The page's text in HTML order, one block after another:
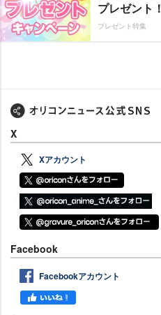
プレゼント！
プレゼント特集
X
Xアカウント
Facebook
Facebookアカウント